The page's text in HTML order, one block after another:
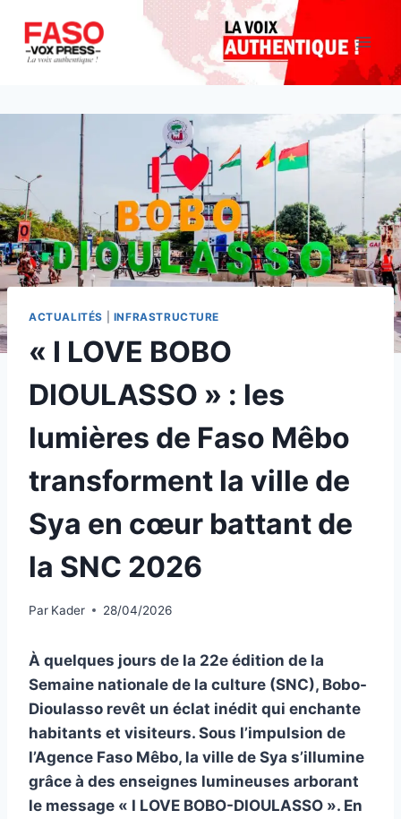
contenu
ACTUALITÉS INFRASTRUCTURE
« I LOVE BOBO
DIOULASSO » : les
lumières de Faso Mêbo
transforment la ville de
Sya en cœur battant de
la SNC 2026
Par Kader 28/04/2026
À quelques jours de la 22e édition de la
Semaine nationale de la culture (SNC), Bobo-
Dioulasso revêt un éclat inédit qui enchante
habitants et visiteurs. Sous l’impulsion de
l’Agence Faso Mêbo, la ville de Sya s’illumine
grâce à des enseignes lumineuses arborant
le message « I LOVE BOBO-DIOULASSO ». En